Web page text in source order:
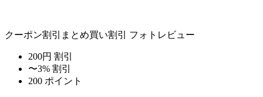
クーポン割引 まとめ買い割引 フォトレビュー
200円 割引
〜3% 割引
200 ポイント